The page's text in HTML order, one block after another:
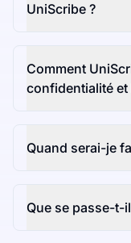
UniScribe ?
Comment
confidentialité et
Quand serai-je
Que se passe-t-